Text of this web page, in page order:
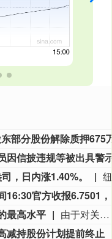
，日内涨1.40%。
最高水平
由于对关键粮食出口通道的担忧加剧，加之全球主要产区遭遇恶劣天气，全球食品价格7月小幅上涨，达到三年多来的最高水平。联合国粮农组织周五发布的报告显示，7月份联合国食品商品价格指数环比上涨0.6%，其中粮食、糖和植物油价格涨幅居前。全球粮食市场的关注点已从美伊战争初期引发的动荡，转向收成疲软、贸易不确定性和持续的天气担忧。俄乌之间升级的袭击行动，加剧了市场对黑海这一关键粮食出口地区供应的担忧，推动小麦价格在6月份升至两年来的最高水平。与此同时，极端高温导致作物受损，欧洲正面临有记录以来最严重的粮食减产之一，而美国主要产区的干旱也威胁着玉米和大豆的产量。伊朗冲突导致化肥供应中断和能源成本上涨，再加上厄尔尼诺现象异常强劲 ，意味着全球食品市场正面临新一轮的生产和贸易风险。
减持股份计划提前终止